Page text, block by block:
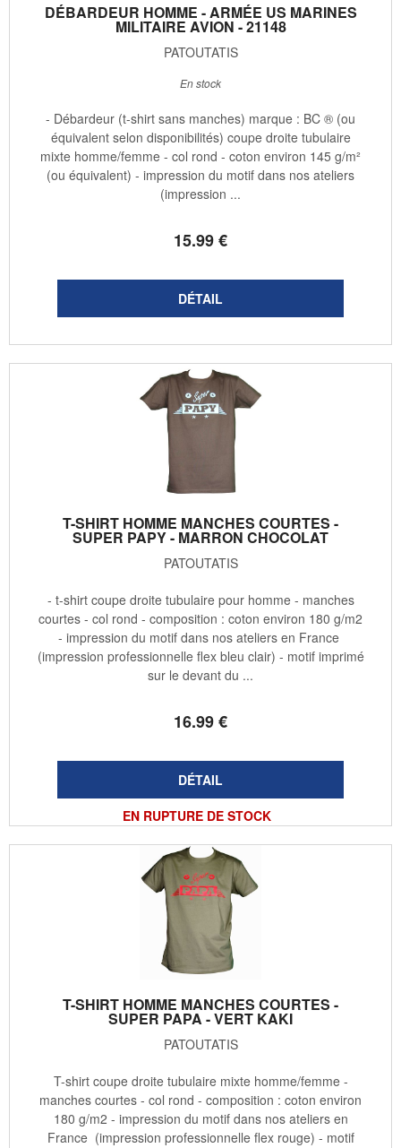
DÉBARDEUR HOMME - ARMÉE US MARINES
MILITAIRE AVION - 21148
PATOUTATIS
15.99€
En stock
- Débardeur (t-shirt sans manches) marque : BC ® (ou
équivalent selon disponibilités) coupe droite tubulaire
mixte homme/femme - col rond - coton environ 145 g/m²
(ou équivalent) - impression du motif dans nos ateliers
(impression ...
T-SHIRT HOMME MANCHES COURTES -
SUPER PAPY - MARRON CHOCOLAT
PATOUTATIS
16.99€
EN RUPTURE DE STOCK
- t-shirt coupe droite tubulaire pour homme - manches
courtes - col rond - composition : coton environ 180 g/m2
- impression du motif dans nos ateliers en France
(impression professionnelle flex bleu clair) - motif imprimé
sur le devant du ...
T-SHIRT HOMME MANCHES COURTES -
SUPER PAPA - VERT KAKI
PATOUTATIS
T-shirt coupe droite tubulaire mixte homme/femme -
manches courtes - col rond - composition : coton environ
180 g/m2 - impression du motif dans nos ateliers en
France (impression professionnelle flex rouge) - motif